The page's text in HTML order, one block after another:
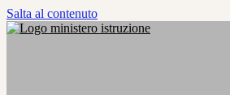
Salta al contenuto